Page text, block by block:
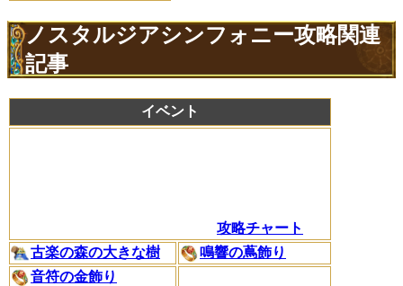
ノスタルジアシンフォニー攻略関連
記事
イベント
攻略チャート
古楽の森の大きな樹
鳴響の蔦飾り
音符の金飾り